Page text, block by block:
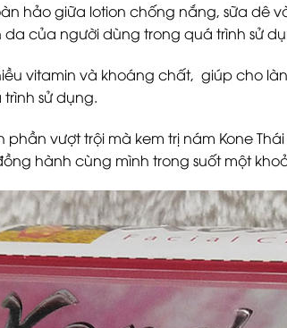
hảo giữa lotion chống nắng, sữa dê
của người dùng trong quá trình sử
vitamin và khoáng chất, giúp cho
sử dụng.
phần vượt trội mà kem trị nám Kone
hành cùng mình trong suốt một